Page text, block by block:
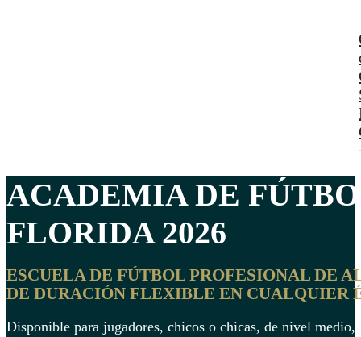
ACADEMIA DE
FLORIDA2026
ESCUELA DE FÚTBOL PROFESIONAL DE
DE DURACIÓN FLEXIBLE EN CUALQUIER
Disponible para jugadores, chicos o chicas, de nivel